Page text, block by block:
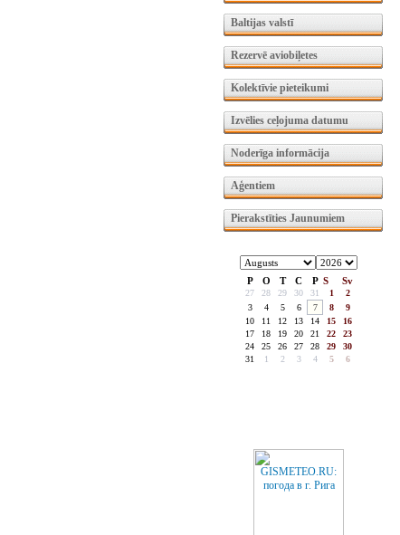
Baltijas valstī
Rezervē aviobiļetes
Kolektīvie pieteikumi
Izvēlies ceļojuma datumu
Noderīga informācija
Aģentiem
Pierakstīties Jaunumiem
P O T C P S Sv
27 28 29 30 31 1
2
3
4 5 6 7 8
9
10
11 12 13 14 15
16
17
18 19 20 21 22
23
24
25 26 27 28 29
30
31
1 2 3 4 5 6